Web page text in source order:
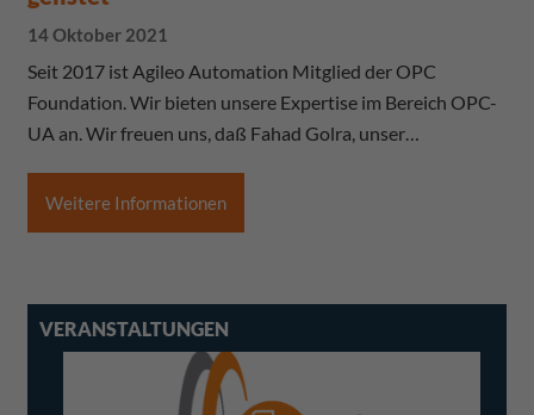
14 Oktober 2021
Seit 2017 ist Agileo Automation Mitglied der OPC
Foundation. Wir bieten unsere Expertise im Bereich OPC-
UA an. Wir freuen uns, daß Fahad Golra, unser…
Weitere Informationen
VERANSTALTUNGEN